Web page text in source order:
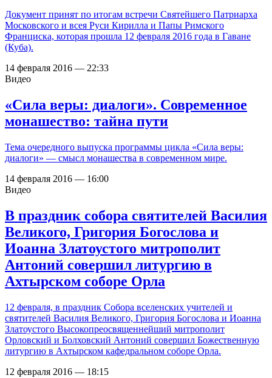
Документ принят по итогам встречи Святейшего Патриарха
Московского и всея Руси Кирилла и Папы Римского
Франциска, которая прошла 12 февраля 2016 года в Гаване
(Куба).
14 февраля 2016 — 22:33
Видео
«Сила веры: диалоги». Современное
монашество: тайна пути
Тема очередного выпуска программы цикла «Сила веры:
диалоги» — смысл монашества в современном мире.
14 февраля 2016 — 16:00
Видео
В праздник собора святителей Василия
Великого, Григория Богослова и
Иоанна Златоустого митрополит
Антоний совершил литургию в
Ахтырском соборе Орла
12 февраля, в праздник Собора вселенских учителей и
святителей Василия Великого, Григория Богослова и Иоанна
Златоустого Высокопреосвященнейший митрополит
Орловский и Болховский Антоний совершил Божественную
литургию в Ахтырском кафедральном соборе Орла.
12 февраля 2016 — 18:15